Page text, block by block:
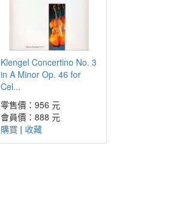
Klengel Concertino No. 3
in A Minor Op. 46 for
Cel...
零售價：956 元
會員價：888 元
購買 | 收藏